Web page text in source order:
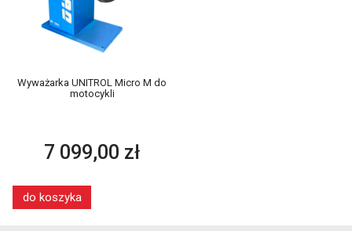
Wyważarka UNITROL Micro M do
motocykli
7 099,00 zł
do koszyka